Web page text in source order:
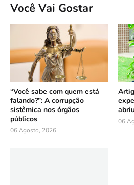
Você Vai Gostar
“Você sabe com quem está
falando?”: A corrupção
sistêmica nos órgãos
públicos
06 Agosto, 2026
06